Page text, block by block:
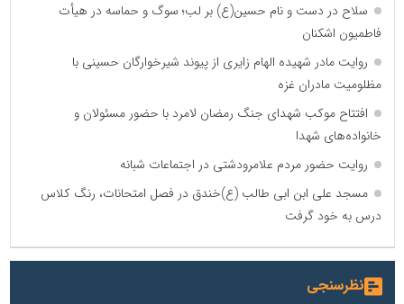
سلاح در دست و نام حسین(ع) بر لب؛ سوگ و حماسه در هیأت
فاطمیون اشکنان
روایت مادر شهیده الهام زایری از پیوند شیرخوارگان حسینی با
مظلومیت مادران غزه
افتتاح موکب شهدای جنگ رمضان لامرد با حضور مسئولان و
خانواده‌های شهدا
روایت حضور مردم علامرودشتی در اجتماعات شبانه
مسجد علی ابن ابی طالب (ع)خندق در فصل امتحانات، رنگ کلاس
درس به خود گرفت
نظرسنجی